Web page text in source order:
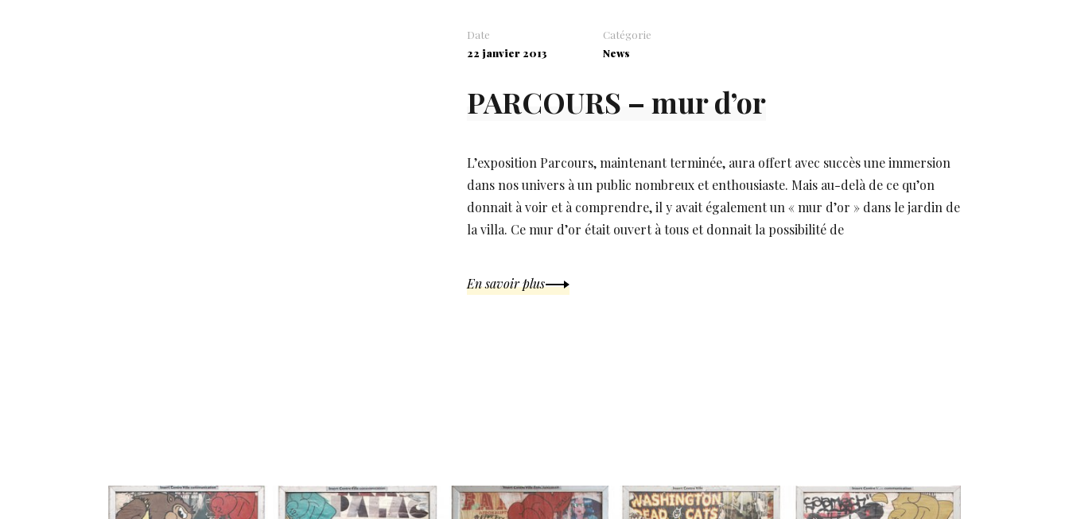
Date
22 janvier 2013
Catégorie
News
PARCOURS – mur d’or
L’exposition Parcours, maintenant terminée, aura offert avec succès une immersion
dans nos univers à un public nombreux et enthousiaste. Mais au-delà de ce qu’on
donnait à voir et à comprendre, il y avait également un « mur d’or » dans le jardin de
la villa. Ce mur d’or était ouvert à tous et donnait la possibilité de
En savoir plus